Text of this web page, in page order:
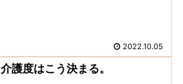
2022.10.05
介護度はこう決まる。